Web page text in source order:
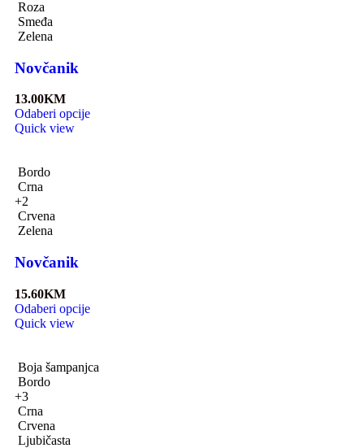
Roza
Smeđa
Zelena
Novčanik
13.00KM
Odaberi opcije
Quick view
Bordo
Crna
+2
Crvena
Zelena
Novčanik
15.60KM
Odaberi opcije
Quick view
Boja šampanjca
Bordo
+3
Crna
Crvena
Ljubičasta